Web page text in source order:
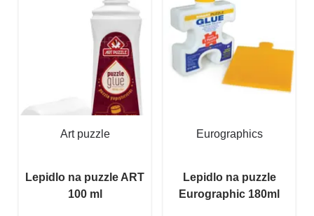
Art puzzle
Lepidlo na puzzle ART
100 ml
Eurographics
Lepidlo na puzzle
Eurographic 180ml